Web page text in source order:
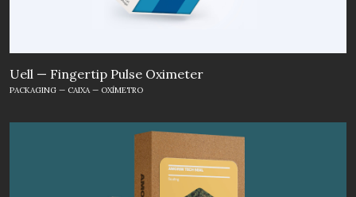
Uell — Fingertip Pulse Oximeter
PACKAGING — CAIXA — OXÍMETRO